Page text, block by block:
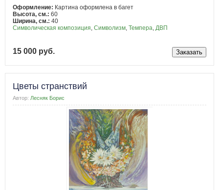
Оформление: Картина оформлена в багет
Высота, см.: 60
Ширина, см.: 40
Символическая композиция, Символизм, Темпера, ДВП
15 000 руб.
Цветы странствий
Автор: Лесняк Борис